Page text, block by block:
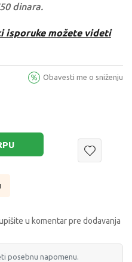
dinara.
isporuke možete videti
Obavesti me o sniženju
u komentar pre dodavanja